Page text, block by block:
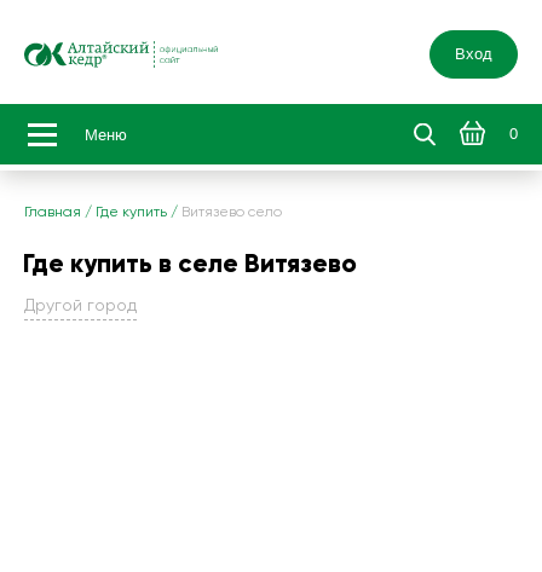
Вход
Меню 0
Главная / Где купить / Витязево село
Где купить в селе Витязево
Другой город